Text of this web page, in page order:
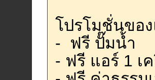
โปรโมชั่นขอ
- ฟรี ปั๊มน้ำ
- ฟรี แอร์ 1 เ